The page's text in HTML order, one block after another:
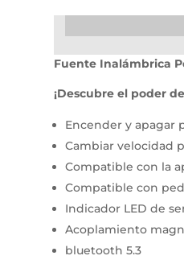
Fuente Inalámbrica
¡Descubre el poder
Encender y apagar
Cambiar velocidad
Compatible con la
Compatible con
Indicador LED de
Acoplamiento
bluetooth 5.3